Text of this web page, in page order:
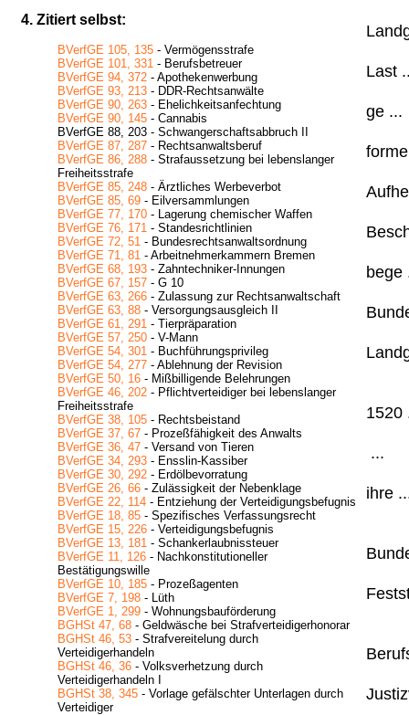
4. Zitiert selbst:
BVerfGE 105, 135 - Vermögensstrafe
BVerfGE 101, 331 - Berufsbetreuer
BVerfGE 94, 372 - Apothekenwerbung
BVerfGE 93, 213 - DDR-Rechtsanwälte
BVerfGE 90, 263 - Ehelichkeitsanfechtung
BVerfGE 90, 145 - Cannabis
BVerfGE 88, 203 - Schwangerschaftsabbruch II
BVerfGE 87, 287 - Rechtsanwaltsberuf
BVerfGE 86, 288 - Strafaussetzung bei lebenslanger
Freiheitsstrafe
BVerfGE 85, 248 - Ärztliches Werbeverbot
BVerfGE 85, 69 - Eilversammlungen
BVerfGE 77, 170 - Lagerung chemischer Waffen
BVerfGE 76, 171 - Standesrichtlinien
BVerfGE 72, 51 - Bundesrechtsanwaltsordnung
BVerfGE 71, 81 - Arbeitnehmerkammern Bremen
BVerfGE 68, 193 - Zahntechniker-Innungen
BVerfGE 67, 157 - G 10
BVerfGE 63, 266 - Zulassung zur Rechtsanwaltschaft
BVerfGE 63, 88 - Versorgungsausgleich II
BVerfGE 61, 291 - Tierpräparation
BVerfGE 57, 250 - V-Mann
BVerfGE 54, 301 - Buchführungsprivileg
BVerfGE 54, 277 - Ablehnung der Revision
BVerfGE 50, 16 - Mißbilligende Belehrungen
BVerfGE 46, 202 - Pflichtverteidiger bei lebenslanger
Freiheitsstrafe
BVerfGE 38, 105 - Rechtsbeistand
BVerfGE 37, 67 - Prozeßfähigkeit des Anwalts
BVerfGE 36, 47 - Versand von Tieren
BVerfGE 34, 293 - Ensslin-Kassiber
BVerfGE 30, 292 - Erdölbevorratung
BVerfGE 26, 66 - Zulässigkeit der Nebenklage
BVerfGE 22, 114 - Entziehung der Verteidigungsbefugnis
BVerfGE 18, 85 - Spezifisches Verfassungsrecht
BVerfGE 15, 226 - Verteidigungsbefugnis
BVerfGE 13, 181 - Schankerlaubnissteuer
BVerfGE 11, 126 - Nachkonstitutioneller
Bestätigungswille
BVerfGE 10, 185 - Prozeßagenten
BVerfGE 7, 198 - Lüth
BVerfGE 1, 299 - Wohnungsbauförderung
BGHSt 47, 68 - Geldwäsche bei Strafverteidigerhonorar
BGHSt 46, 53 - Strafvereitelung durch
Verteidigerhandeln
BGHSt 46, 36 - Volksverhetzung durch
Verteidigerhandeln I
BGHSt 38, 345 - Vorlage gefälschter Unterlagen durch
Verteidiger
Last
ge ...
bege
1520
...
ihre